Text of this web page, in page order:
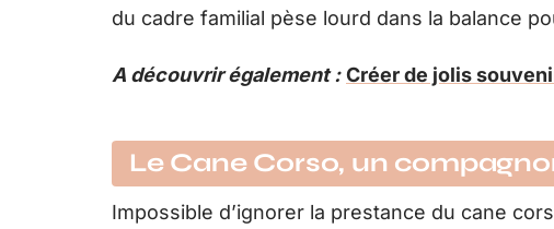
du cadre familial pèse lourd dans la balance
A découvrir également : Créer de jolis
Le Cane Corso, un
Impossible d’ignorer la prestance du cane